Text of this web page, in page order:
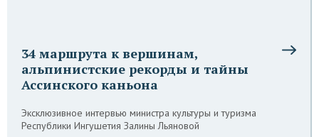
34 маршрута к вершинам,
альпинистские рекорды и тайны
Ассинского каньона
Эксклюзивное интервью министра культуры и туризма
Республики Ингушетия Залины Льяновой